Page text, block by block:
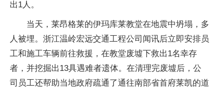
出1人。
当天，莱昂格莱的伊玛库莱教堂在地震中坍塌，多
人被埋。浙江温岭宏远交通工程公司闻讯后立即安排员
工和施工车辆前往救援，在教堂废墟下救出1名幸存
者，并挖掘出13具遇难者遗体。在清理完废墟后，公
司员工还帮助当地政府疏通了通往南部省首府莱凯的道